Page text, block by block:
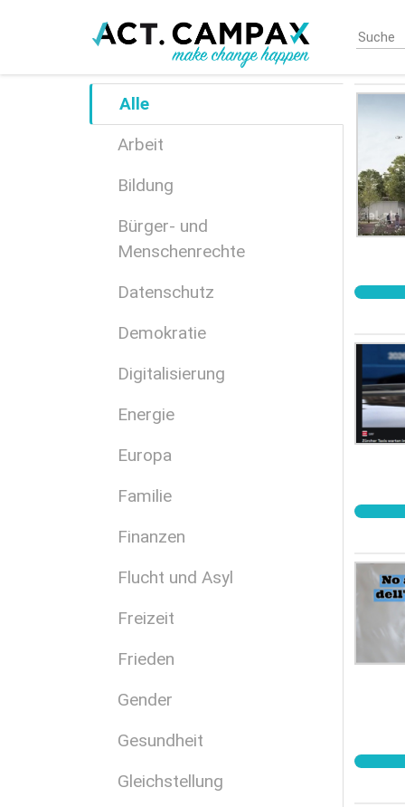
content
Alle
Arbeit
Bildung
Bürger- und
Menschenrechte
Datenschutz
Demokratie
Digitalisierung
Energie
Europa
Familie
Finanzen
Flucht und Asyl
Freizeit
Frieden
Gender
Gesundheit
Gleichstellung